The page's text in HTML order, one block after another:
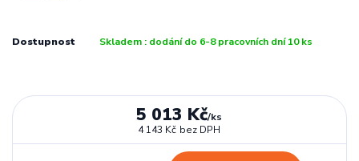
Dostupnost Skladem : dodání do 6-8 pracovních dní 10 ks
5 013 Kč/ks
4 143 Kč bez DPH